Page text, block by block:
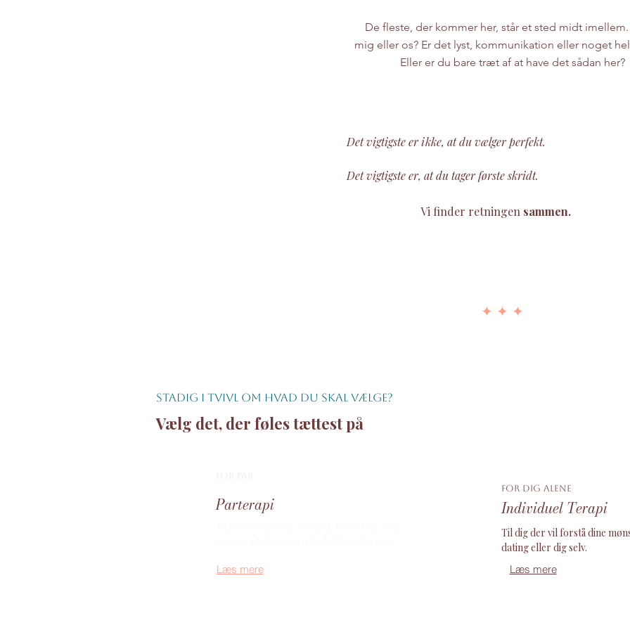
De fleste, der kommer her, står et sted midt
mig eller os? Er det lyst, kommunikation eller noget
Eller er du bare træt af at have det sådan her?
Det vigtigste er ikke, at du vælger perfekt.
Det vigtigste er, at du tager første skridt.
Vi finder retningen sammen.
✦ ✦ ✦
Stadig i tvivl om hvad du skal vælge?
Vælg det, der føles tættest på
for par
Parterapi
Læs mere
for dig alene
Individuel Terapi
Til dig der vil forstå dine
dating eller dig selv.
Læs mere